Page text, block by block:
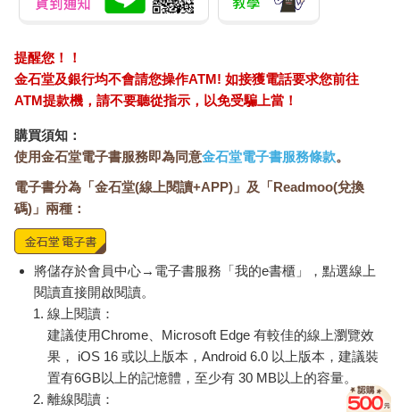
提醒您！！
金石堂及銀行均不會請您操作ATM! 如接獲電話要求您前往
ATM提款機，請不要聽從指示，以免受騙上當！
購買須知：
使用金石堂電子書服務即為同意金石堂電子書服務條款。
電子書分為「金石堂(線上閱讀+APP)」及「Readmoo(兌換
碼)」兩種：
將儲存於會員中心→電子書服務「我的e書櫃」，點選線上
閱讀直接開啟閱讀。
線上閱讀：
建議使用Chrome、Microsoft Edge 有較佳的線上瀏覽效
果， iOS 16 或以上版本，Android 6.0 以上版本，建議裝
置有6GB以上的記憶體，至少有 30 MB以上的容量。
離線閱讀：